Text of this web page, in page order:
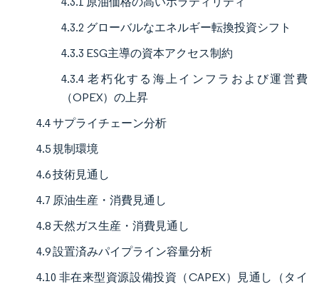
4.3.2 グローバルなエネルギー転換投資シフト
4.3.3 ESG主導の資本アクセス制約
4.3.4 老朽化する海上インフラおよび運営費
（OPEX）の上昇
4.4 サプライチェーン分析
4.5 規制環境
4.6 技術見通し
4.7 原油生産・消費見通し
4.8 天然ガス生産・消費見通し
4.9 設置済みパイプライン容量分析
4.10 非在来型資源設備投資（CAPEX）見通し（タイ